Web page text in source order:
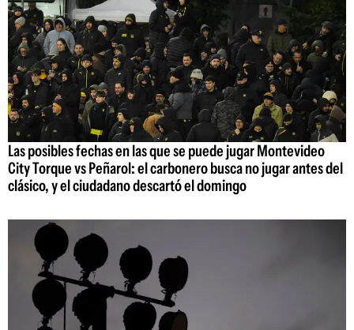
Las posibles fechas en las que se puede jugar Montevideo
City Torque vs Peñarol: el carbonero busca no jugar antes del
clásico, y el ciudadano descartó el domingo